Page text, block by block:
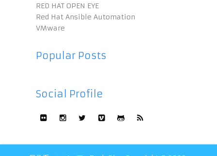
RED HAT OPEN EYE
Red Hat Ansible Automation
VMware
Popular Posts
Social Profile